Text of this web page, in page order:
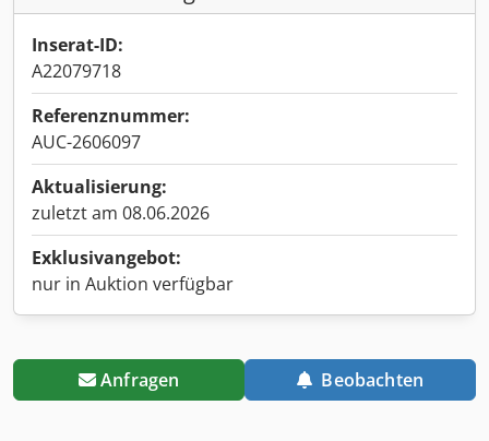
Inserat-ID:
A22079718
Referenznummer:
AUC-2606097
Aktualisierung:
zuletzt am 08.06.2026
Exklusivangebot:
nur in Auktion verfügbar
Anfragen Beobachten